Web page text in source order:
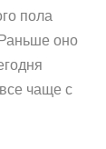
пола
оно
чаще с